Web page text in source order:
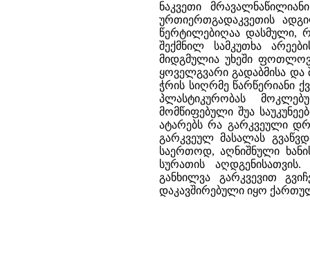
ნაკვეთი
ურთიერთგადაკვეთის
წერტილებიღაა დასმული,
შექმნილ სამკუთხა
მიდგმულია უხეში
ყოველგვარი გადაბმისა და
ჭრის სიღრმე წარწერიანი
პლასტიკურობას
მომწიფებული შუა
ატარებს რა გარკვეული
გარკვეულ მასალას
საერთოდ, აღნიშნული
სურათის
განხილვა გარკვევით
დაკავშირებული იყო